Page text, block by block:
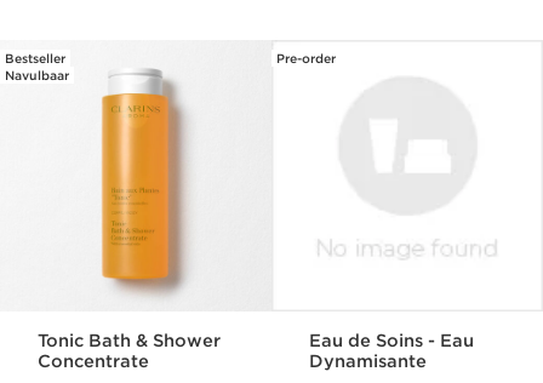
Bestseller
Navulbaar
Tonic Bath & Shower
Concentrate
Pre-order
Eau de Soins - Eau
Dynamisante